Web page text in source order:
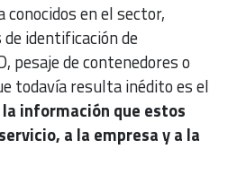
en el sector,
identificación de
pesaje de contenedores o
todavía resulta inédito es el
información que estos
a la empresa y a la